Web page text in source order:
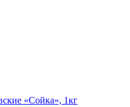
«Сойка», 1кг